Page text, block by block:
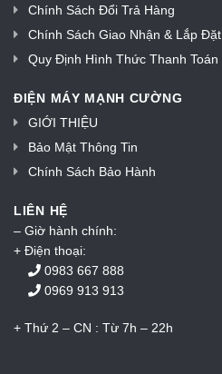
Chính Sách Đổi Trả Hàng
Chính Sách Giao Nhận & Lắp Đặt
Quy Định Hình Thức Thanh Toán
ĐIỆN MÁY MẠNH CƯỜNG
GIỚI THIỆU
Bảo Mật Thông Tin
Chính Sách Bảo Hành
LIÊN HỆ
– Giờ hành chính:
+ Điện thoại:
0983 667 888
0969 913 913
+ Thứ 2 – CN : Từ 7h – 22h